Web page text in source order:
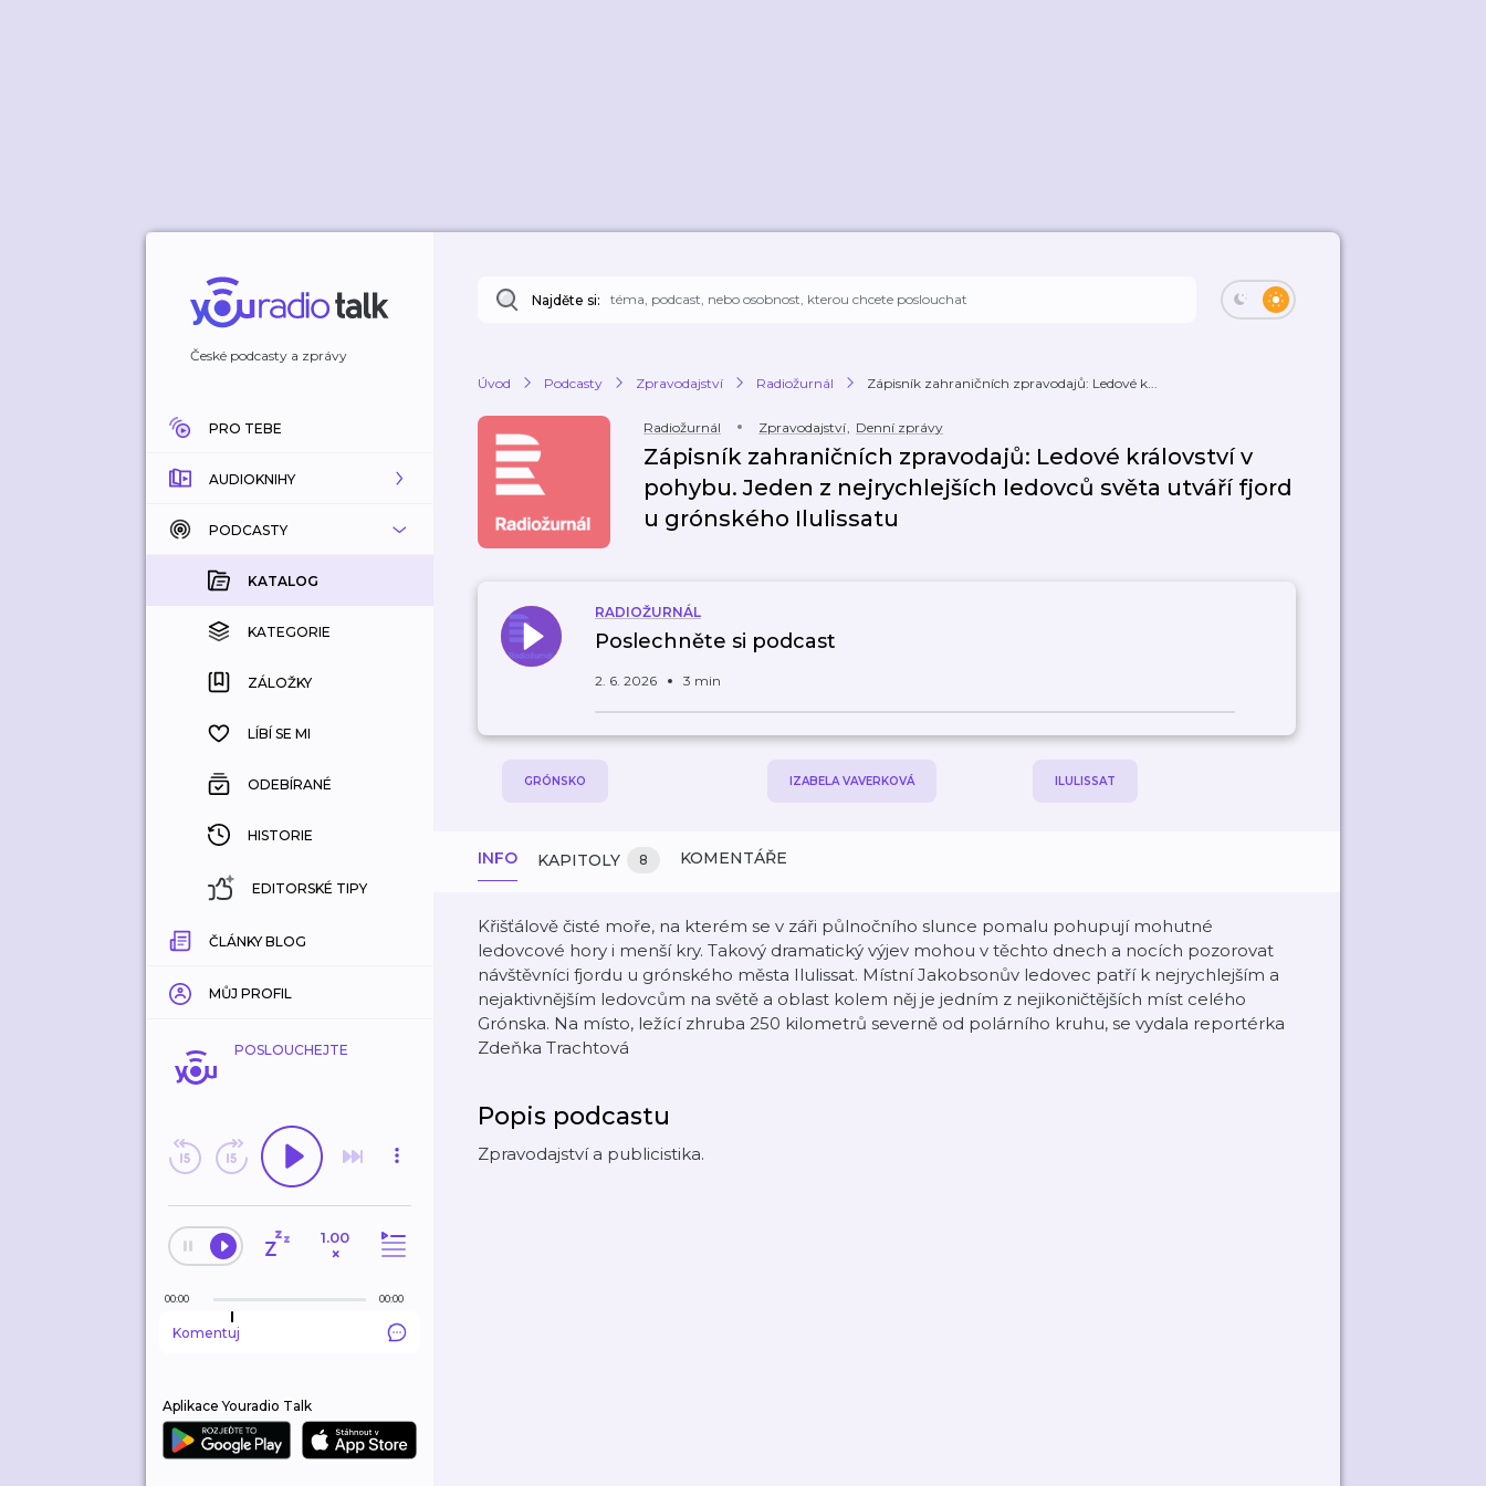
České podcasty a zprávy
PRO TEBE
AUDIOKNIHY
KATALOG
KOUPENÉ
KATEGORIE
ZÁLOŽKY
HISTORIE
PODCASTY
KATALOG
KATEGORIE
ZÁLOŽKY
LÍBÍ SE MI
ODEBÍRANÉ
HISTORIE
EDITORSKÉ TIPY
ČLÁNKY BLOG
MŮJ PROFIL
POSLOUCHEJTE
1.00
×
00:00 00:00
Komentuj
Aplikace Youradio Talk
Najděte si:
Úvod Podcasty Zpravodajství Radiožurnál Zápisník zahraničních zpravodajů: Ledové k...
Radiožurnál Zpravodajství, Denní zprávy
Zápisník zahraničních zpravodajů: Ledové království v
pohybu. Jeden z nejrychlejších ledovců světa utváří fjord
u grónského Ilulissatu
RADIOŽURNÁL
Poslechněte si podcast
2. 6. 2026 3 min
GRÓNSKO IZABELA VAVERKOVÁ ILULISSAT
INFO KAPITOLY 8 KOMENTÁŘE
Křišťálově čisté moře, na kterém se v záři půlnočního slunce pomalu pohupují mohutné
ledovcové hory i menší kry. Takový dramatický výjev mohou v těchto dnech a nocích pozorovat
návštěvníci fjordu u grónského města Ilulissat. Místní Jakobsonův ledovec patří k nejrychlejším a
nejaktivnějším ledovcům na světě a oblast kolem něj je jedním z nejikoničtějších míst celého
Grónska. Na místo, ležící zhruba 250 kilometrů severně od polárního kruhu, se vydala reportérka
Zdeňka Trachtová
Popis podcastu
Zpravodajství a publicistika.